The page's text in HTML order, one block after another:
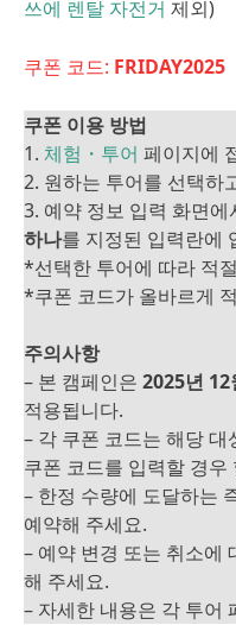
쓰에 렌탈 자전거 제외)
쿠폰 코드: FRIDAY2025
쿠폰 이용 방법
1. 체험・투어 페이지에
2. 원하는 투어를 선택하
3. 예약 정보 입력 화면에
하나를 지정된 입력란에
*선택한 투어에 따라 적
*쿠폰 코드가 올바르게
주의사항
– 본 캠페인은 2025년 12
적용됩니다.
– 각 쿠폰 코드는 해당
쿠폰 코드를 입력할 경
– 한정 수량에 도달하는
예약해 주세요.
– 예약 변경 또는 취소에
해 주세요.
– 자세한 내용은 각 투어